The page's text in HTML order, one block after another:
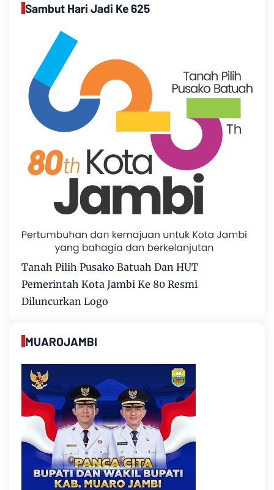
Sambut Hari Jadi Ke 625
Tanah Pilih Pusako Batuah Dan HUT
Pemerintah Kota Jambi Ke 80 Resmi
Diluncurkan Logo
MUAROJAMBI